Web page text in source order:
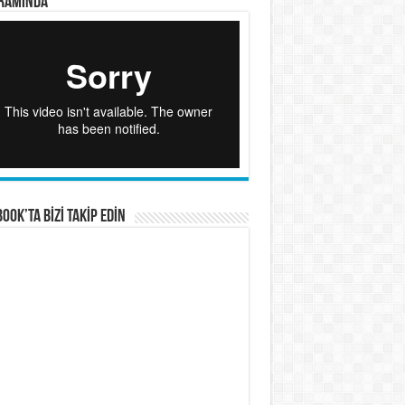
BİZİ TAKİP EDİN